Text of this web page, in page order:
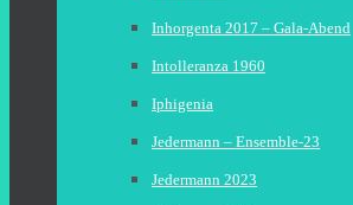
Inhorgenta 2017 – Gala-Abend
Intolleranza 1960
Iphigenia
Jedermann – Ensemble-23
Jedermann 2023